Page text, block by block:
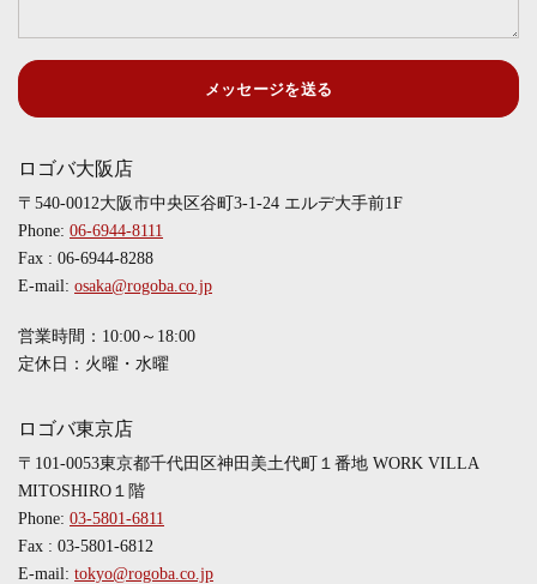
メッセージを送る
ロゴバ大阪店
〒540-0012大阪市中央区谷町3-1-24 エルデ大手前1F
Phone:06-6944-8111
Fax : 06-6944-8288
E-mail:osaka@rogoba.co.jp
営業時間：10:00～18:00
定休日：火曜・水曜
ロゴバ東京店
〒101-0053東京都千代田区神田美土代町１番地 WORK VILLA
MITOSHIRO１階
Phone:03-5801-6811
Fax : 03-5801-6812
E-mail:tokyo@rogoba.co.jp